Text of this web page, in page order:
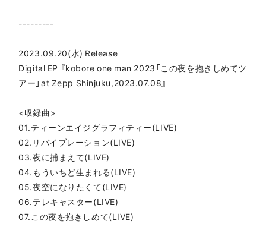
---------
2023.09.20(水) Release
Digital EP 『kobore one man 2023「この夜を抱きしめてツ
アー」at Zepp Shinjuku,2023.07.08』
<収録曲>
01.ティーンエイジグラフィティー(LIVE)
02.リバイブレーション(LIVE)
03.夜に捕まえて(LIVE)
04.もういちど生まれる(LIVE)
05.夜空になりたくて(LIVE)
06.テレキャスター(LIVE)
07.この夜を抱きしめて(LIVE)